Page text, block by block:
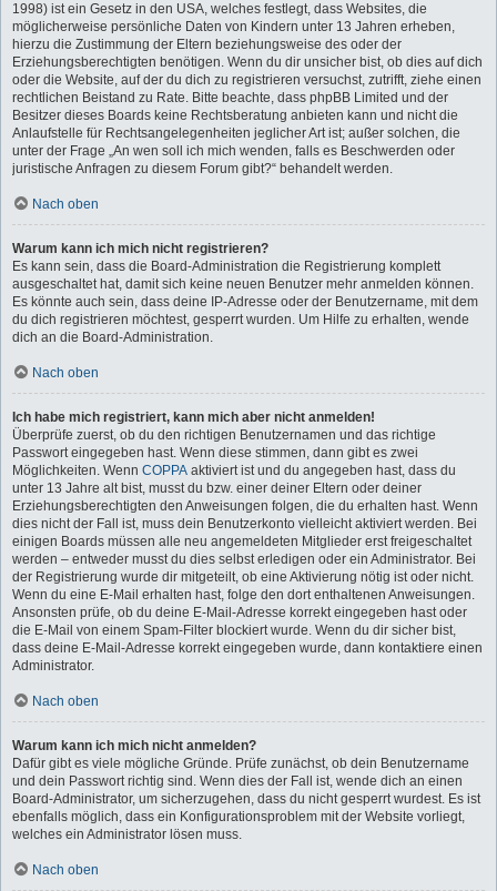
1998) ist ein Gesetz in den USA, welches festlegt, dass Websites, die
möglicherweise persönliche Daten von Kindern unter 13 Jahren erheben,
hierzu die Zustimmung der Eltern beziehungsweise des oder der
Erziehungsberechtigten benötigen. Wenn du dir unsicher bist, ob dies auf dich
oder die Website, auf der du dich zu registrieren versuchst, zutrifft, ziehe einen
rechtlichen Beistand zu Rate. Bitte beachte, dass phpBB Limited und der
Besitzer dieses Boards keine Rechtsberatung anbieten kann und nicht die
Anlaufstelle für Rechtsangelegenheiten jeglicher Art ist; außer solchen, die
unter der Frage „An wen soll ich mich wenden, falls es Beschwerden oder
juristische Anfragen zu diesem Forum gibt?“ behandelt werden.
Nach oben
Warum kann ich mich nicht registrieren?
Es kann sein, dass die Board-Administration die Registrierung komplett
ausgeschaltet hat, damit sich keine neuen Benutzer mehr anmelden können.
Es könnte auch sein, dass deine IP-Adresse oder der Benutzername, mit dem
du dich registrieren möchtest, gesperrt wurden. Um Hilfe zu erhalten, wende
dich an die Board-Administration.
Nach oben
Ich habe mich registriert, kann mich aber nicht anmelden!
Überprüfe zuerst, ob du den richtigen Benutzernamen und das richtige
Passwort eingegeben hast. Wenn diese stimmen, dann gibt es zwei
Möglichkeiten. Wenn COPPA aktiviert ist und du angegeben hast, dass du
unter 13 Jahre alt bist, musst du bzw. einer deiner Eltern oder deiner
Erziehungsberechtigten den Anweisungen folgen, die du erhalten hast. Wenn
dies nicht der Fall ist, muss dein Benutzerkonto vielleicht aktiviert werden. Bei
einigen Boards müssen alle neu angemeldeten Mitglieder erst freigeschaltet
werden – entweder musst du dies selbst erledigen oder ein Administrator. Bei
der Registrierung wurde dir mitgeteilt, ob eine Aktivierung nötig ist oder nicht.
Wenn du eine E-Mail erhalten hast, folge den dort enthaltenen Anweisungen.
Ansonsten prüfe, ob du deine E-Mail-Adresse korrekt eingegeben hast oder
die E-Mail von einem Spam-Filter blockiert wurde. Wenn du dir sicher bist,
dass deine E-Mail-Adresse korrekt eingegeben wurde, dann kontaktiere einen
Administrator.
Nach oben
Warum kann ich mich nicht anmelden?
Dafür gibt es viele mögliche Gründe. Prüfe zunächst, ob dein Benutzername
und dein Passwort richtig sind. Wenn dies der Fall ist, wende dich an einen
Board-Administrator, um sicherzugehen, dass du nicht gesperrt wurdest. Es ist
ebenfalls möglich, dass ein Konfigurationsproblem mit der Website vorliegt,
welches ein Administrator lösen muss.
Nach oben